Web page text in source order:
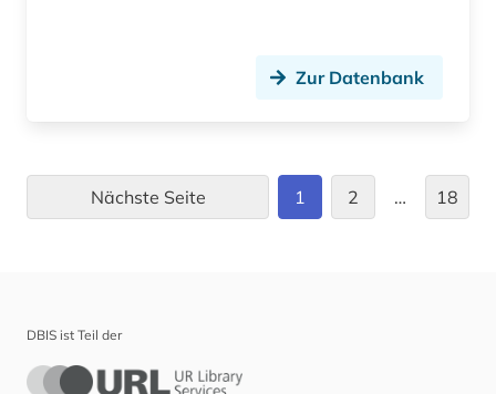
hinduismus (1)
hispanoamerika (1)
Zur Datenbank
Nächste Seite 1 2 … 18
DBIS ist Teil der